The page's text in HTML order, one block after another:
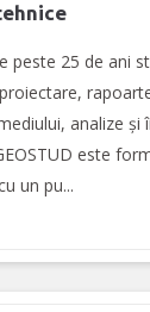
peste 25 de ani
analize și
este
un pu...